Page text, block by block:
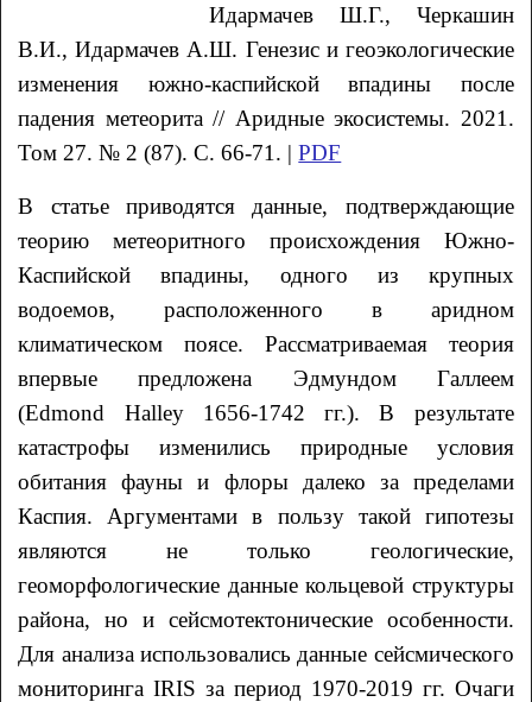
Идармачев Ш.Г., Черкашин
В.И., Идармачев А.Ш. Генезис и геоэкологические
изменения южно-каспийской впадины после
падения метеорита// Аридные экосистемы. 2021.
Том 27. № 2 (87). С. 66-71. |PDF
В статье приводятся данные, подтверждающие
теорию метеоритного происхождения Южно-
Каспийской впадины, одного из крупных
водоемов, расположенного в аридном
климатическом поясе. Рассматриваемая теория
впервые предложена Эдмундом Галлеем
(Edmond Halley 1656-1742 гг.). В результате
катастрофы изменились природные условия
обитания фауны и флоры далеко за пределами
Каспия. Аргументами в пользу такой гипотезы
являются не только геологические,
геоморфологические данные кольцевой структуры
района, но и сейсмотектонические особенности.
Для анализа использовались данные сейсмического
мониторинга IRIS за период 1970-2019 гг. Очаги